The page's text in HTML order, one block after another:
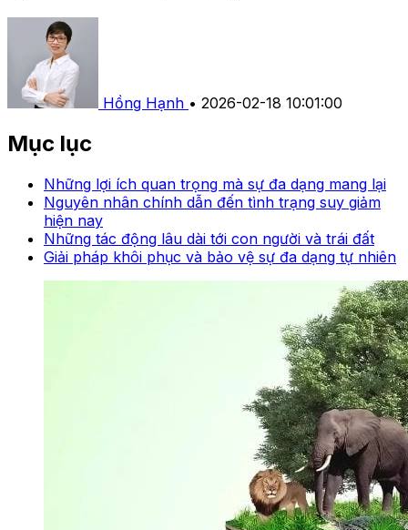
Hồng Hạnh • 2026-02-18 10:01:00
Mục lục
Những lợi ích quan trọng mà sự đa dạng mang lại
Nguyên nhân chính dẫn đến tình trạng suy giảm
hiện nay
Những tác động lâu dài tới con người và trái đất
Giải pháp khôi phục và bảo vệ sự đa dạng tự nhiên